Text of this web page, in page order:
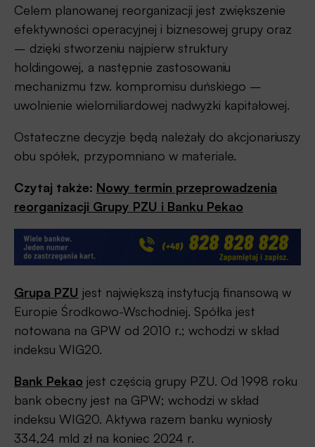
Celem planowanej reorganizacji jest zwiększenie
efektywności operacyjnej i biznesowej grupy oraz
– dzięki stworzeniu najpierw struktury
holdingowej, a następnie zastosowaniu
mechanizmu tzw. kompromisu duńskiego –
uwolnienie wielomiliardowej nadwyżki kapitałowej.
Ostateczne decyzje będą należały do akcjonariuszy
obu spółek, przypomniano w materiale.
Czytaj także: Nowy termin przeprowadzenia
reorganizacji Grupy PZU i Banku Pekao
Grupa PZU jest największą instytucją finansową w
Europie Środkowo-Wschodniej. Spółka jest
notowana na GPW od 2010 r.; wchodzi w skład
indeksu WIG20.
Bank Pekao jest częścią grupy PZU. Od 1998 roku
bank obecny jest na GPW; wchodzi w skład
indeksu WIG20. Aktywa razem banku wyniosły
334,24 mld zł na koniec 2024 r.